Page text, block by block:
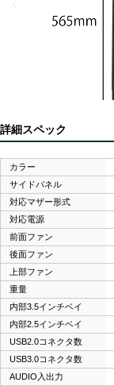
詳細スペック
カラー
サイドパネル
対応マザー形式
対応電源
前面ファン
後面ファン
上部ファン
重量
内部3.5インチベイ
内部2.5インチベイ
USB2.0コネクタ数
USB3.0コネクタ数
AUDIO入出力